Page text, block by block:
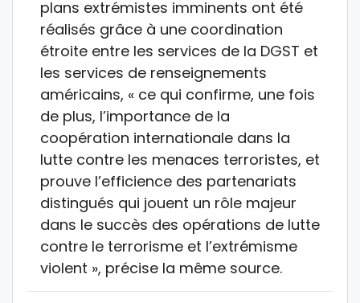
plans extrémistes imminents ont été
réalisés grâce à une coordination
étroite entre les services de la DGST et
les services de renseignements
américains, « ce qui confirme, une fois
de plus, l’importance de la
coopération internationale dans la
lutte contre les menaces terroristes, et
prouve l’efficience des partenariats
distingués qui jouent un rôle majeur
dans le succès des opérations de lutte
contre le terrorisme et l’extrémisme
violent », précise la même source.